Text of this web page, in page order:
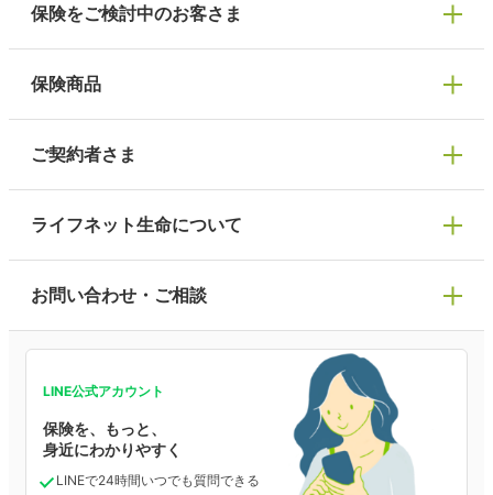
保険をご検討中のお客さま
保険の選び方
ぴったり診断見積り
ライフステージ別おすすめ加入例
人生のステージに必要な保険がわかる！
保険ジャンバラヤ
あなたの人生と保険選びのためのWebメディア
保険商品
保険商品一覧
死亡保険
病気や手術に備える
がんに備える
ご契約者さま
マイページログイン
マイページで以下のような手続きや「重要なお知ら
ご契約内容の確認
保険料の支払い方法の変更
受取人・指定代理請求人の変更
中断したお申し込みの再開
ライフネット生命について
ライフネット生命についてトップ
業績・財務情報
お問い合わせ・ご相談
保険相談サービス
LINE公式アカウント
保険を、もっと、
身近にわかりやすく
LINEで24時間いつでも質問できる